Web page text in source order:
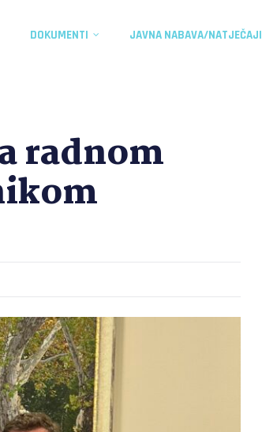
DOKUMENTI JAVNA NABAVA/NATJEČAJI
radnom